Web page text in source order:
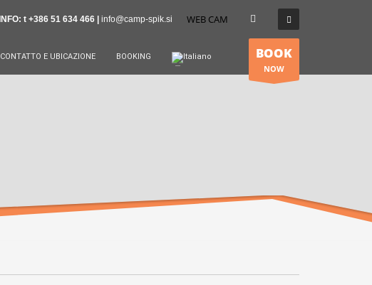
INFO: t +386 51 634 466 | info@camp-spik.si WEB CAM
CONTATTO E UBICAZIONE BOOKING BOOK
NOW